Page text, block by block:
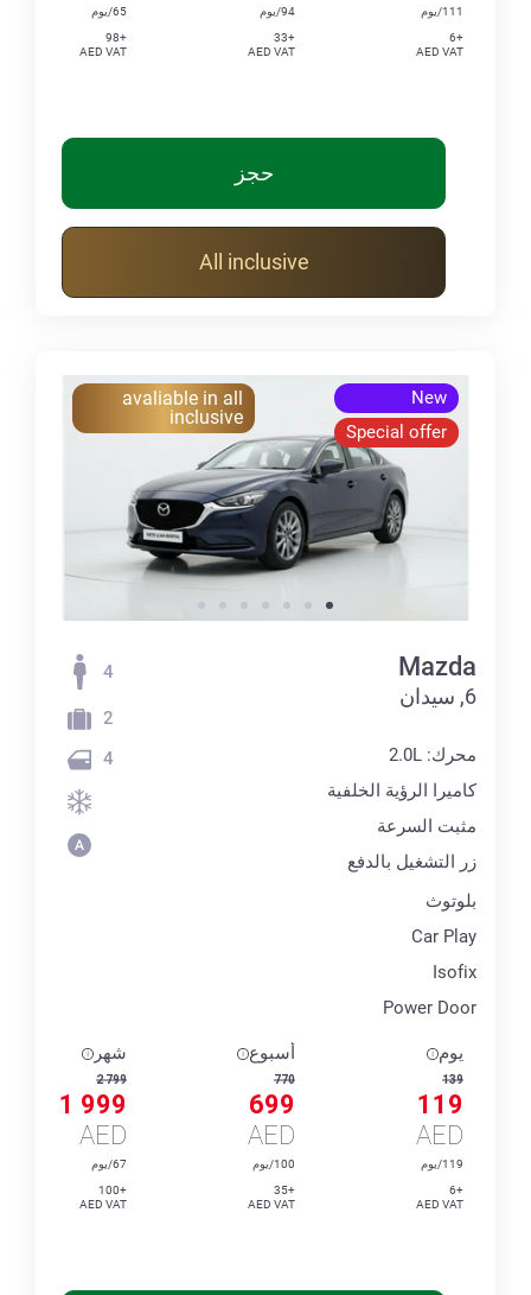
111/يوم
+6
AED VAT
94/يوم
+33
AED VAT
65/يوم
+98
AED VAT
حجز
All inclusive
New
Special offer
avaliable in all
inclusive
Mazda
6, سيدان
محرك: 2.0L
كاميرا الرؤية الخلفية
مثبت السرعة
زر التشغيل بالدفع
بلوتوث
Car Play
Isofix
Power Door
4
2
4
يوم
139
119
AED
119/يوم
+6
AED VAT
أسبوع
770
699
AED
100/يوم
+35
AED VAT
شهر
2 799
1 999
AED
67/يوم
+100
AED VAT